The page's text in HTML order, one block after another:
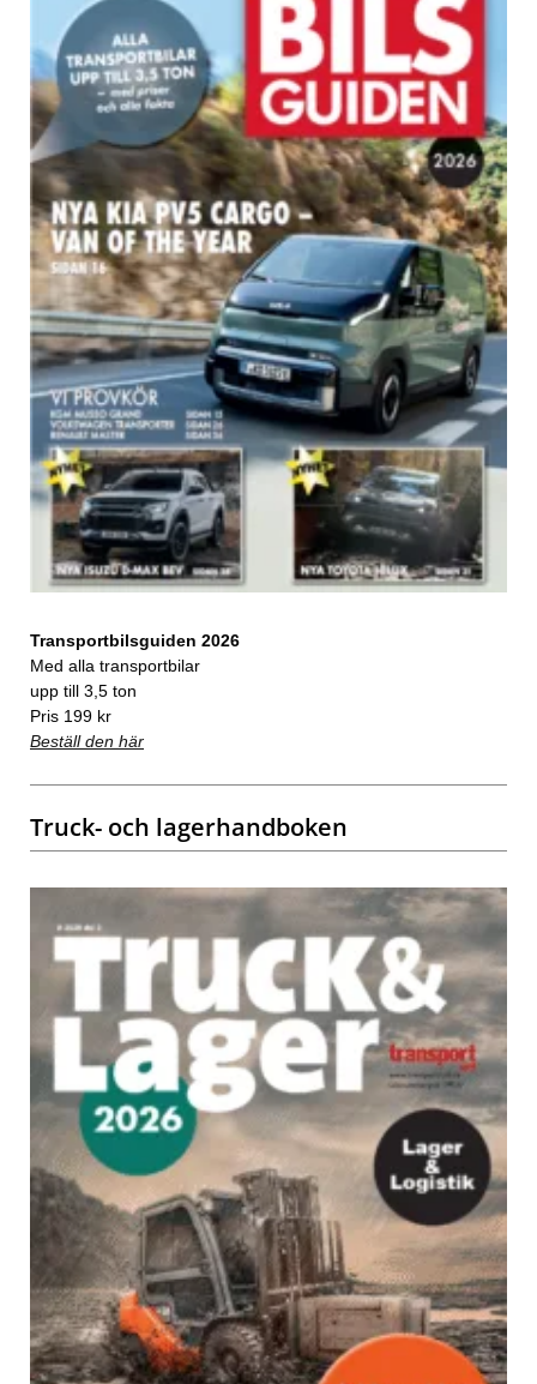
Transportbilsguiden 2026
Med alla transportbilar
upp till 3,5 ton
Pris 199 kr
Beställ den här
Truck- och lagerhandboken